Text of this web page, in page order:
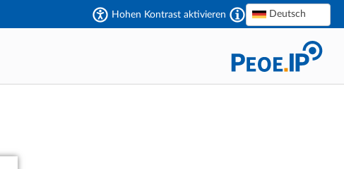
Hohen Kontrast aktivieren Deutsch